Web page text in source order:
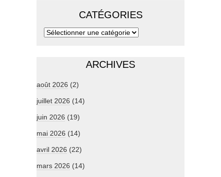
CATÉGORIES
ARCHIVES
août 2026 (2)
juillet 2026 (14)
juin 2026 (19)
mai 2026 (14)
avril 2026 (22)
mars 2026 (14)